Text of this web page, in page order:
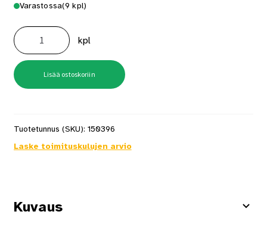
Varastossa(9 kpl)
Kiertoilmatakka
Tiileri
Monda
määrä
kpl
Lisää ostoskoriin
Tuotetunnus (SKU): 150396
Laske toimituskulujen arvio
Kuvaus